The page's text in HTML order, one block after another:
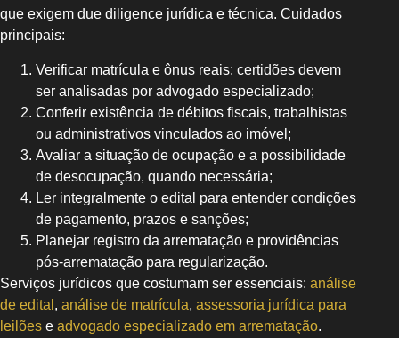
que exigem due diligence jurídica e técnica. Cuidados
principais:
Verificar matrícula e ônus reais: certidões devem
ser analisadas por advogado especializado;
Conferir existência de débitos fiscais, trabalhistas
ou administrativos vinculados ao imóvel;
Avaliar a situação de ocupação e a possibilidade
de desocupação, quando necessária;
Ler integralmente o edital para entender condições
de pagamento, prazos e sanções;
Planejar registro da arrematação e providências
pós-arrematação para regularização.
Serviços jurídicos que costumam ser essenciais: análise
de edital , análise de matrícula, assessoria jurídica para
leilões e advogado especializado em arrematação.